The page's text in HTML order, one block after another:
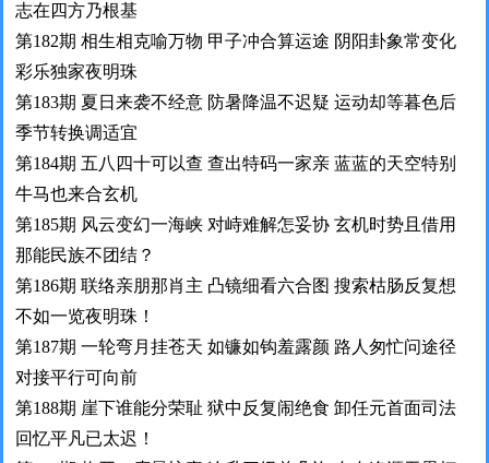
志在四方乃根基
第182期 相生相克喻万物 甲子冲合算运途 阴阳卦象常变化
彩乐独家夜明珠
第183期 夏日来袭不经意 防暑降温不迟疑 运动却等暮色后
季节转换调适宜
第184期 五八四十可以查 查出特码一家亲 蓝蓝的天空特别
牛马也来合玄机
第185期 风云变幻一海峡 对峙难解怎妥协 玄机时势且借用
那能民族不团结？
第186期 联络亲朋那肖主 凸镜细看六合图 搜索枯肠反复想
不如一览夜明珠！
第187期 一轮弯月挂苍天 如镰如钩羞露颜 路人匆忙问途径
对接平行可向前
第188期 崖下谁能分荣耻 狱中反复闹绝食 卸任元首面司法
回忆平凡已太迟！